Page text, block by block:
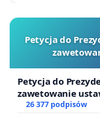
Petycja do
Petycja do
zawetowanie
26 377 podpisów